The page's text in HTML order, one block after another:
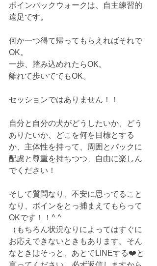
ボインパックウォークは、自主練習的
遠足です。
何か一つ得て帰ってもらえればそれで
OK。
一歩、踏み込めれたらOK。
離れて歩いててもOK。
セッションではありません！！
自分と自分の犬がどうしたいか、どう
ありたいか、どこを何を目標とする
か、主体性を持って、周囲とパックに
配慮と尊重を持ちつつ、自由に楽しん
でください！
そして質問なり、不安に思ってること
なり、ボインをとっ捕まえてもらって
OKです！！^ ^
（もちろん状況なりによってはすぐに
お応えできないときもあります。そん
なときはそっと、あとでLINEする❤️と